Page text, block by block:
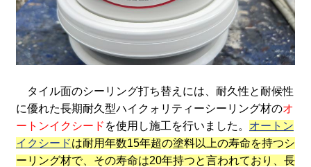
タイル面のシーリング打ち替えには、耐久性と耐候性
に優れた長期耐久型ハイクォリティーシーリング材のオ
ートンイクシード を使用し施工を行いました。 オートン
イクシードは耐用年数15年超の塗料以上の寿命を持つシ
ーリング材で、その寿命は20年持つと言われており、長